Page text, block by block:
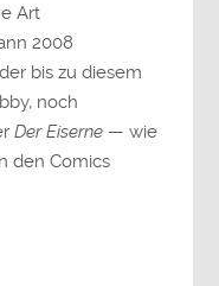
Art
2008
bis zu diesem
noch
Der Eiserne — wie
den Comics